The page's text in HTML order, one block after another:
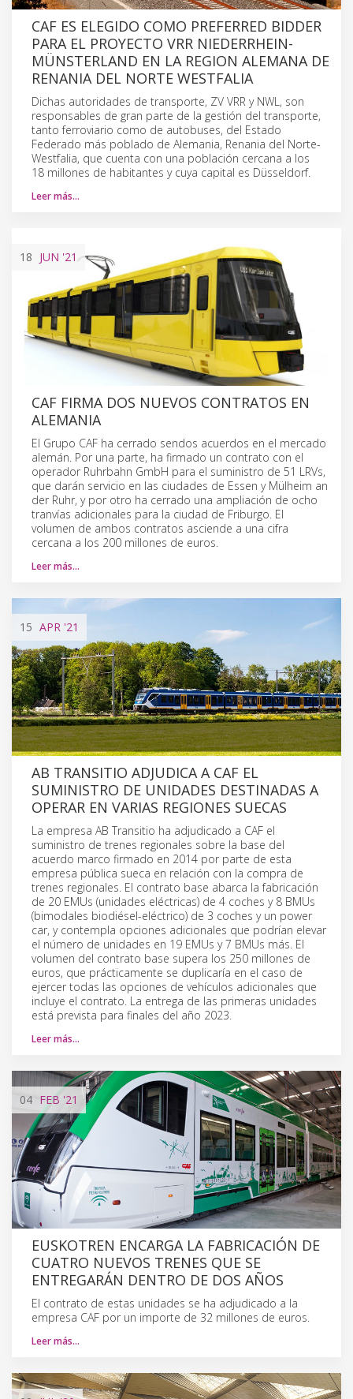
CAF ES ELEGIDO COMO PREFERRED BIDDER
PARA EL PROYECTO VRR NIEDERRHEIN-
MÜNSTERLAND EN LA REGION ALEMANA DE
RENANIA DEL NORTE WESTFALIA
Dichas autoridades de transporte, ZV VRR y NWL, son
responsables de gran parte de la gestión del transporte,
tanto ferroviario como de autobuses, del Estado
Federado más poblado de Alemania, Renania del Norte-
Westfalia, que cuenta con una población cercana a los
18 millones de habitantes y cuya capital es Düsseldorf.
Leer más…
18 JUN '21
CAF FIRMA DOS NUEVOS CONTRATOS EN
ALEMANIA
El Grupo CAF ha cerrado sendos acuerdos en el mercado
alemán. Por una parte, ha firmado un contrato con el
operador Ruhrbahn GmbH para el suministro de 51 LRVs,
que darán servicio en las ciudades de Essen y Mülheim an
der Ruhr, y por otro ha cerrado una ampliación de ocho
tranvías adicionales para la ciudad de Friburgo. El
volumen de ambos contratos asciende a una cifra
cercana a los 200 millones de euros.
Leer más…
15 APR '21
AB TRANSITIO ADJUDICA A CAF EL
SUMINISTRO DE UNIDADES DESTINADAS A
OPERAR EN VARIAS REGIONES SUECAS
La empresa AB Transitio ha adjudicado a CAF el
suministro de trenes regionales sobre la base del
acuerdo marco firmado en 2014 por parte de esta
empresa pública sueca en relación con la compra de
trenes regionales. El contrato base abarca la fabricación
de 20 EMUs (unidades eléctricas) de 4 coches y 8 BMUs
(bimodales biodiésel-eléctrico) de 3 coches y un power
car, y contempla opciones adicionales que podrían elevar
el número de unidades en 19 EMUs y 7 BMUs más. El
volumen del contrato base supera los 250 millones de
euros, que prácticamente se duplicaría en el caso de
ejercer todas las opciones de vehículos adicionales que
incluye el contrato. La entrega de las primeras unidades
está prevista para finales del año 2023.
Leer más…
04 FEB '21
EUSKOTREN ENCARGA LA FABRICACIÓN DE
CUATRO NUEVOS TRENES QUE SE
ENTREGARÁN DENTRO DE DOS AÑOS
El contrato de estas unidades se ha adjudicado a la
empresa CAF por un importe de 32 millones de euros.
Leer más…